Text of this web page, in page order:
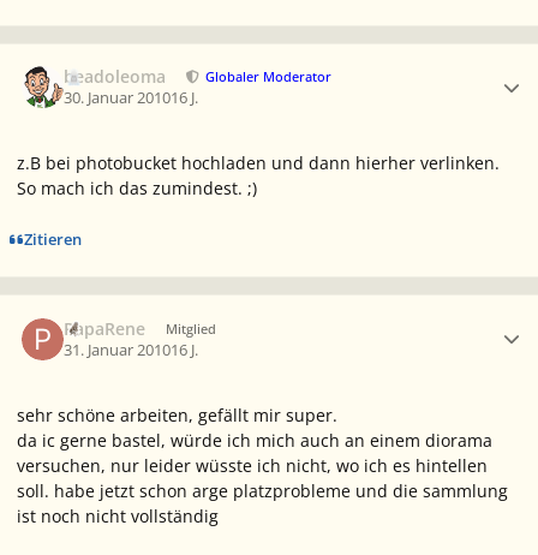
beadoleoma Globaler Moderator
30. Januar 201016 J.
z.B bei photobucket hochladen und dann hierher verlinken.
So mach ich das zumindest. ;)
Zitieren
PapaRene Mitglied
31. Januar 201016 J.
sehr schöne arbeiten, gefällt mir super.
da ic gerne bastel, würde ich mich auch an einem diorama
versuchen, nur leider wüsste ich nicht, wo ich es hintellen
soll. habe jetzt schon arge platzprobleme und die sammlung
ist noch nicht vollständig